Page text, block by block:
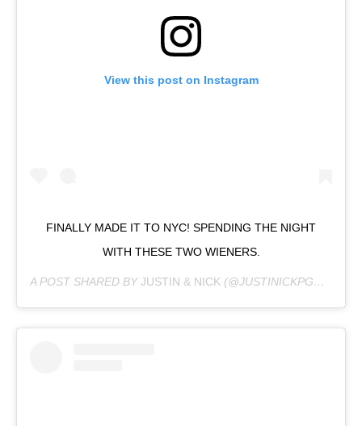
View this post on Instagram
FINALLY MADE IT TO NYC! SPENDING THE NIGHT
WITH THESE TWO WIENERS.
A POST SHARED BYJUSTIN & NICK (@JUSTINICKPGH) ON